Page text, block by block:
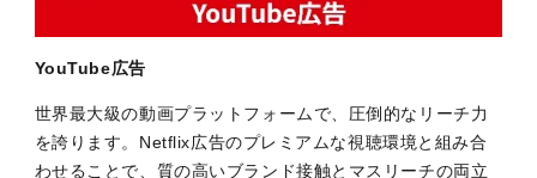
YouTube広告
世界最大級の動画プラットフォームで、圧倒的なリーチ力
を誇ります。Netflix広告のプレミアムな視聴環境と組み合
わせることで、質の高いブランド接触とマスリーチの両立